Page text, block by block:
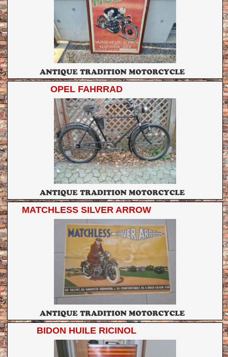
OPEL FAHRRAD
MATCHLESS SILVER ARROW
BIDON HUILE RICINOL